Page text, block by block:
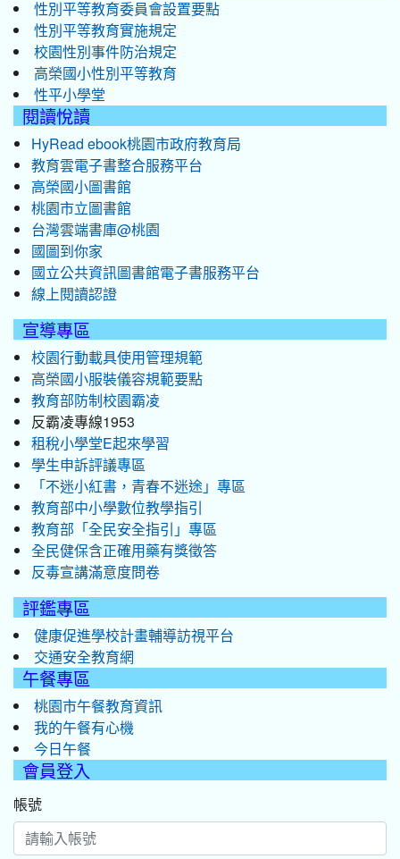
性別平等教育委員會設置要點
性別平等教育實施規定
校園性別事件防治規定
高榮國小性別平等教育
性平小學堂
閱讀悅讀
HyRead ebook桃園市政府教育局
教育雲電子書整合服務平台
高榮國小圖書館
桃園市立圖書館
台灣雲端書庫@桃園
國圖到你家
國立公共資訊圖書館電子書服務平台
線上閱讀認證
宣導專區
校園行動載具使用管理規範
高榮國小服裝儀容規範要點
教育部防制校園霸凌
反霸凌專線1953
租稅小學堂E起來學習
學生申訴評議專區
「不迷小紅書，青春不迷途」專區
教育部中小學數位教學指引
教育部「全民安全指引」專區
全民健保含正確用藥有獎徵答
反毒宣講滿意度問卷
評鑑專區
健康促進學校計畫輔導訪視平台
交通安全教育網
午餐專區
桃園市午餐教育資訊
我的午餐有心機
今日午餐
會員登入
帳號